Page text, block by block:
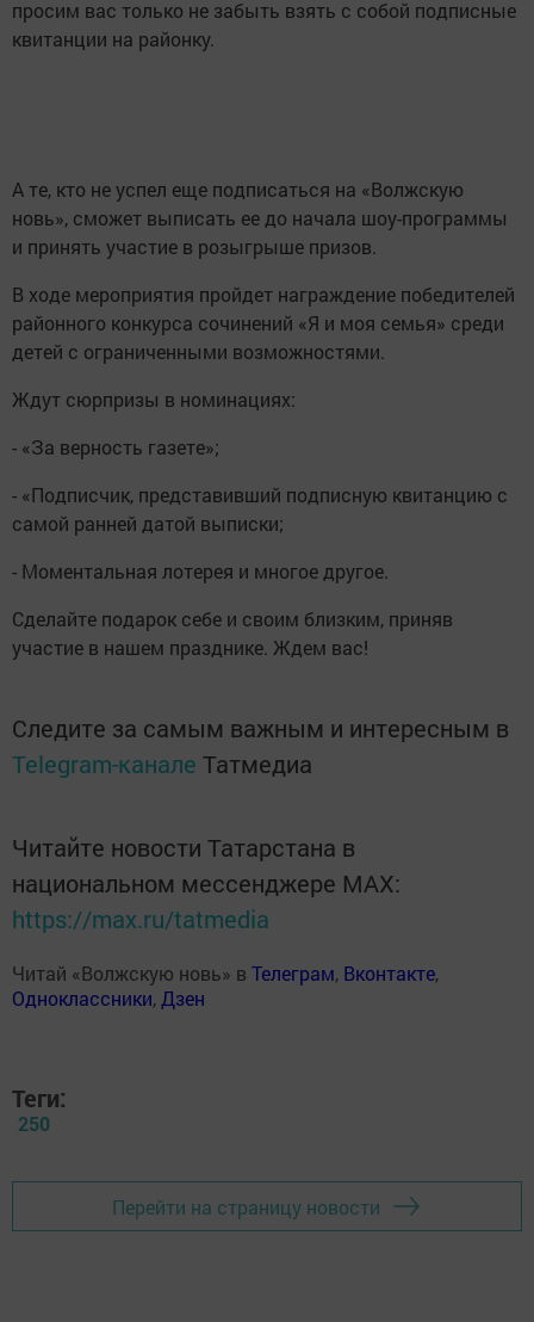
просим вас только не забыть взять с собой подписные
квитанции на районку.
А те, кто не успел еще подписаться на «Волжскую
новь», сможет выписать ее до начала шоу-программы
и принять участие в розыгрыше призов.
В ходе мероприятия пройдет награждение победителей
районного конкурса сочинений «Я и моя семья» среди
детей с ограниченными возможностями.
Ждут сюрпризы в номинациях:
- «За верность газете»;
- «Подписчик, представивший подписную квитанцию с
самой ранней датой выписки;
- Моментальная лотерея и многое другое.
Сделайте подарок себе и своим близким, приняв
участие в нашем празднике. Ждем вас!
Следите за самым важным и интересным в
Telegram-канале Татмедиа
Читайте новости Татарстана в
национальном мессенджере MАХ:
https://max.ru/tatmedia
Читай «Волжскую новь» в Телеграм, Вконтакте,
Одноклассники, Дзен
Теги:
250
Перейти на страницу новости